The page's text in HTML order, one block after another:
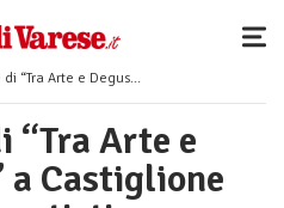
a Castiglione Olona tra vino, artisti e spettacolo
“Tra Arte e
a Castiglione